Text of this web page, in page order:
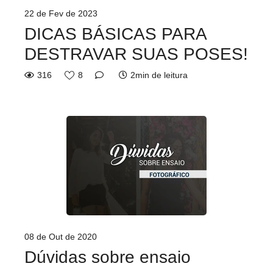
22 de Fev de 2023
DICAS BÁSICAS PARA
DESTRAVAR SUAS POSES!
316 8 2min de leitura
08 de Out de 2020
Dúvidas sobre ensaio